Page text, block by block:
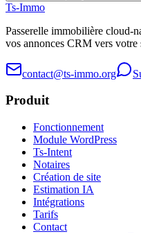
Ts-Immo
Passerelle immobilière cloud-
vos annonces CRM vers votre
contact@ts-immo.org
Produit
Fonctionnement
Module WordPress
Ts-Intent
Notaires
Création de site
Estimation IA
Intégrations
Tarifs
Contact